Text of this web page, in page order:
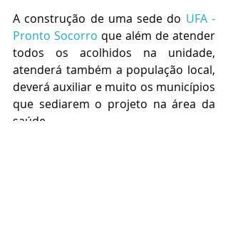
A construção de uma sede do UFA -
Pronto Socorro que além de atender
todos os acolhidos na unidade,
atenderá também a população local,
deverá auxiliar e muito os municípios
que sediarem o projeto na área da
saúde.